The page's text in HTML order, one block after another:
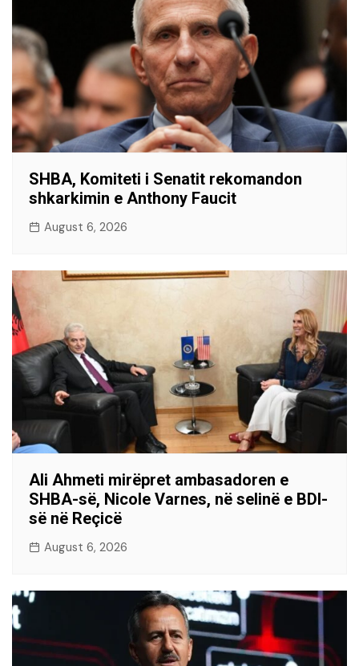
SHBA, Komiteti i Senatit rekomandon
shkarkimin e Anthony Faucit
August 6, 2026
Ali Ahmeti mirëpret ambasadoren e
SHBA-së, Nicole Varnes, në selinë e BDI-
së në Reçicë
August 6, 2026